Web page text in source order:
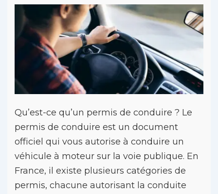
Qu’est-ce qu’un permis de conduire ?​ Le
permis de conduire est un document
officiel qui vous autorise à conduire un
véhicule à moteur sur la voie publique. En
France, il existe plusieurs catégories de
permis, chacune autorisant la conduite